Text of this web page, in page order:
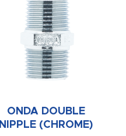
ONDA DOUBLE
NIPPLE (CHROME)